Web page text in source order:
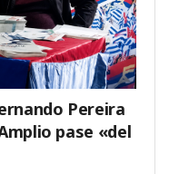
Pereira
pase «del